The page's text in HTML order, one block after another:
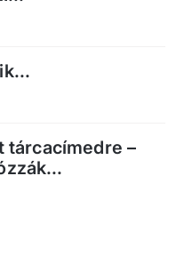
tárcacímedre –